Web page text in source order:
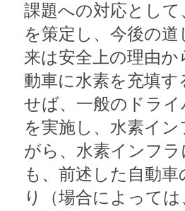
課題への対応とし
を策定し、今後の
来は安全上の理由
動車に水素を充填
せば、一般のドラ
を実施し、水素イ
がら、水素インフ
も、前述した自動
り（場合によって